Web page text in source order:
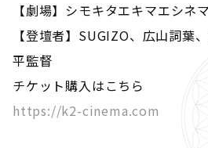
【劇場】シモキタエキマエシネ
【登壇者】SUGIZO、広山詞葉
平監督
チケット購入はこちら
https://k2-cinema.com